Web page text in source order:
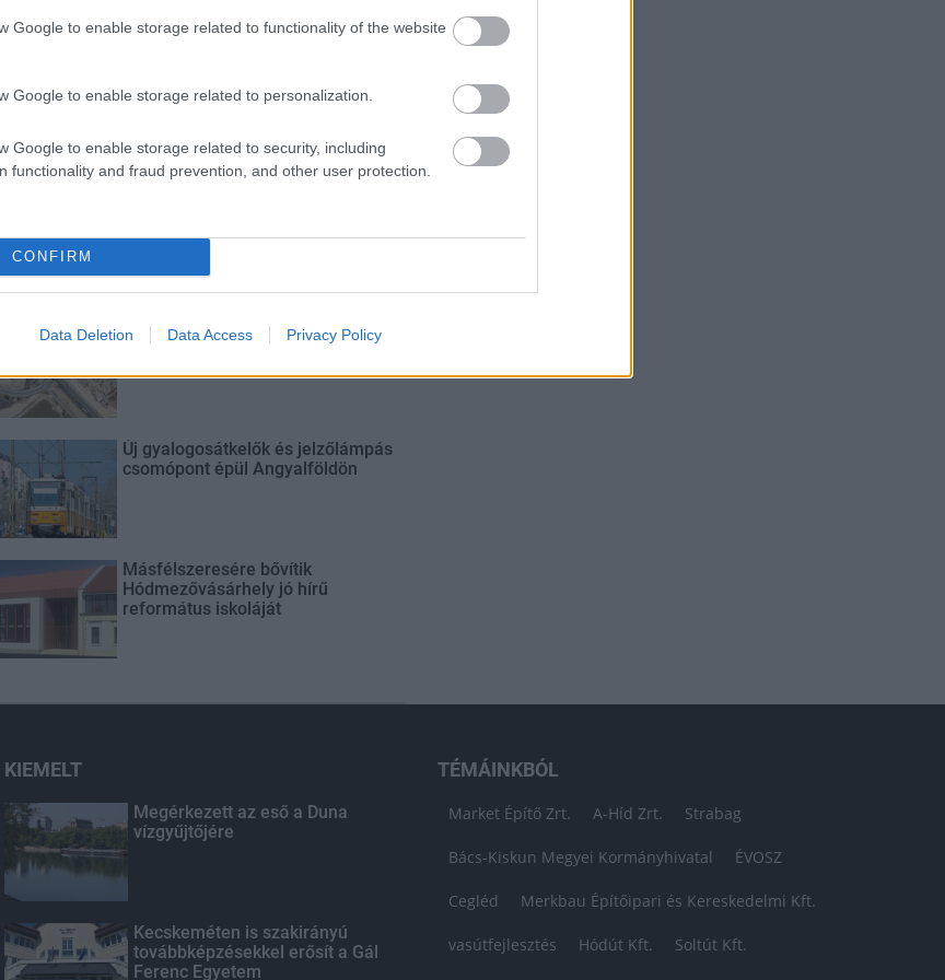
Google to enable storage related to functionality of the website
Google to enable storage related to personalization.
Google to enable storage related to security, including
functionality and fraud prevention, and other user protection.
CONFIRM
Data Deletion Data Access Privacy Policy
M1 bővítés: már zajlik a teljesen új
Bicske Kelet csomópont építése
Új gyalogosátkelők és jelzőlámpás
csomópont épül Angyalföldön
Másfélszeresére bővítik
Hódmezővásárhely jó hírű
református iskoláját
KIEMELT
Megérkezett az eső a Duna
vízgyűjtőjére
Kecskeméten is szakirányú
továbbképzésekkel erősít a Gál
Ferenc Egyetem
TÉMÁINKBÓL
Market Építő Zrt. A-Híd Zrt. Strabag
Bács-Kiskun Megyei Kormányhivatal ÉVOSZ
Cegléd Merkbau Építőipari és Kereskedelmi Kft.
vasútfejlesztés Hódút Kft. Soltút Kft.